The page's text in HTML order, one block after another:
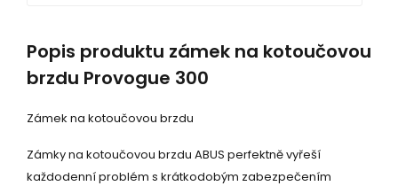
Popis produktu zámek na kotoučovou
brzdu Provogue 300
Zámek na kotoučovou brzdu
Zámky na kotoučovou brzdu ABUS perfektně vyřeší
každodenní problém s krátkodobým zabezpečením